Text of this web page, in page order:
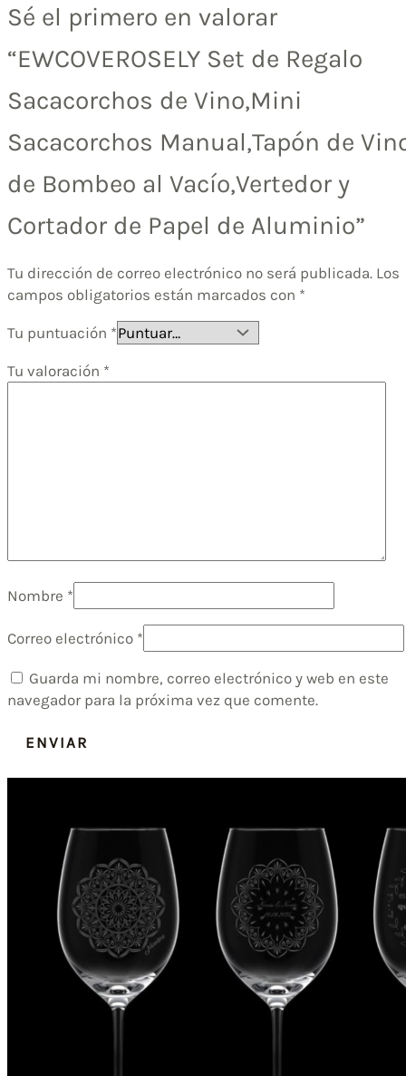
Sé el primero en valorar
“EWCOVEROSELY Set de Regalo
Sacacorchos de Vino,Mini
Sacacorchos Manual,Tapón de
de Bombeo al Vacío,Vertedor y
Cortador de Papel de Aluminio”
Tu dirección de correo electrónico no será publicada. Los
campos obligatorios están marcados con *
Tu puntuación *
Tu valoración *
Nombre *
Correo electrónico *
Guarda mi nombre, correo electrónico y web en este
navegador para la próxima vez que comente.